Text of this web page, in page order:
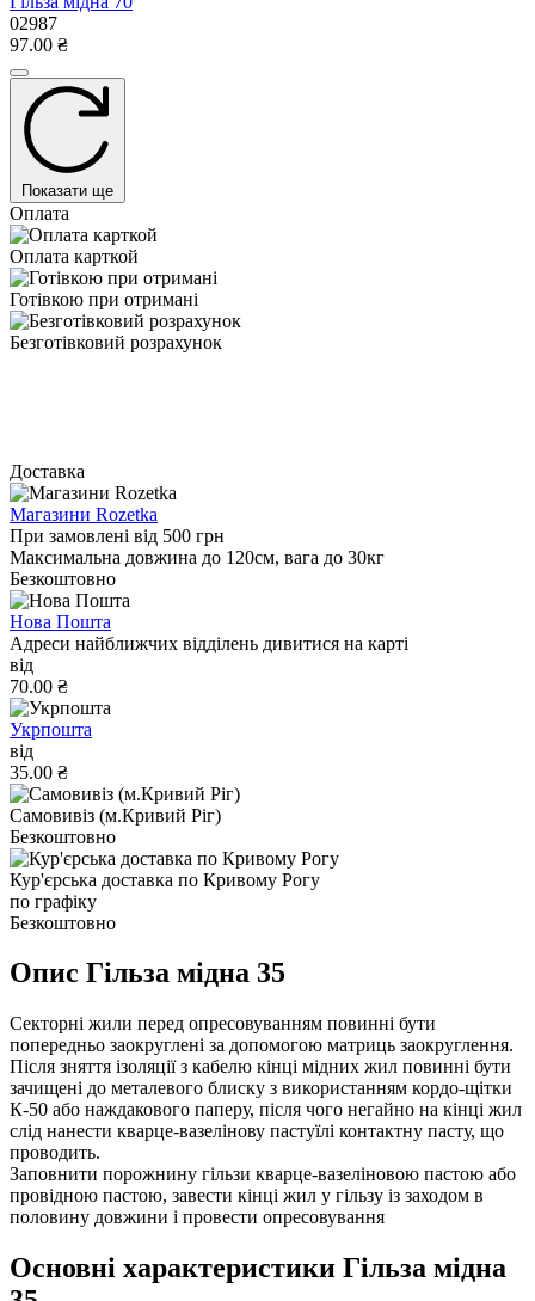
02987
97.00 ₴
Показати ще
Оплата
Оплата карткой
Готівкою при отримані
Безготівковий розрахунок
Доставка
Магазини Rozetka
При замовлені від 500 грн
Максимальна довжина до 120см, вага до 30кг
Безкоштовно
Нова Пошта
Адреси найближчих відділень дивитися на карті
від
70.00 ₴
Укрпошта
від
35.00 ₴
Самовивіз (м.Кривий Ріг)
Безкоштовно
Кур'єрська доставка по Кривому Рогу
по графіку
Безкоштовно
Опис Гільза мідна 35
Секторні жили перед опресовуванням повинні бути
попередньо заокруглені за допомогою матриць заокруглення.
Після зняття ізоляції з кабелю кінці мідних жил повинні бути
зачищені до металевого блиску з використанням кордо-щітки
К-50 або наждакового паперу, після чого негайно на кінці жил
слід нанести кварце-вазелінову пастуїлі контактну пасту, що
проводить.
Заповнити порожнину гільзи кварце-вазеліновою пастою або
провідною пастою, завести кінці жил у гільзу із заходом в
половину довжини і провести опресовування
Основні характеристики Гільза мідна